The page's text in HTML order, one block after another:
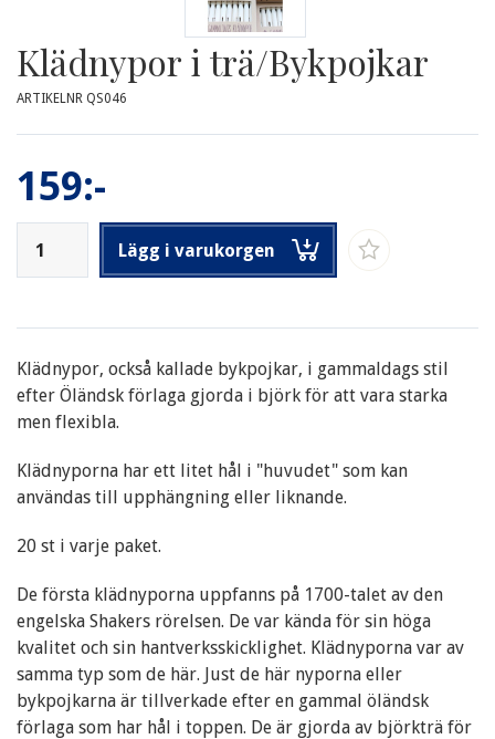
Klädnypor i trä/Bykpojkar
ARTIKELNR QS046
159:-
Lägg i varukorgen
Klädnypor, också kallade bykpojkar, i gammaldags stil
efter Öländsk förlaga gjorda i björk för att vara starka
men flexibla.
Klädnyporna har ett litet hål i "huvudet" som kan
användas till upphängning eller liknande.
20 st i varje paket.
De första klädnyporna uppfanns på 1700-talet av den
engelska Shakers rörelsen. De var kända för sin höga
kvalitet och sin hantverksskicklighet. Klädnyporna var av
samma typ som de här. Just de här nyporna eller
bykpojkarna är tillverkade efter en gammal öländsk
förlaga som har hål i toppen. De är gjorda av björkträ för